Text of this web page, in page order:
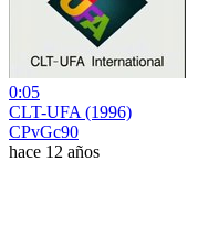
0:05
CLT-UFA (1996)
CPvGc90
hace 12 años